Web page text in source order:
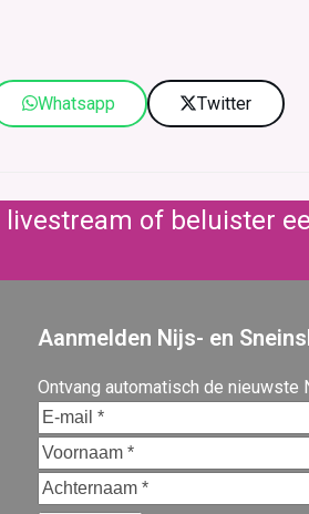
Whatsapp Twitter
of beluister
Aanmelden Nijs- en
Ontvang automatisch de